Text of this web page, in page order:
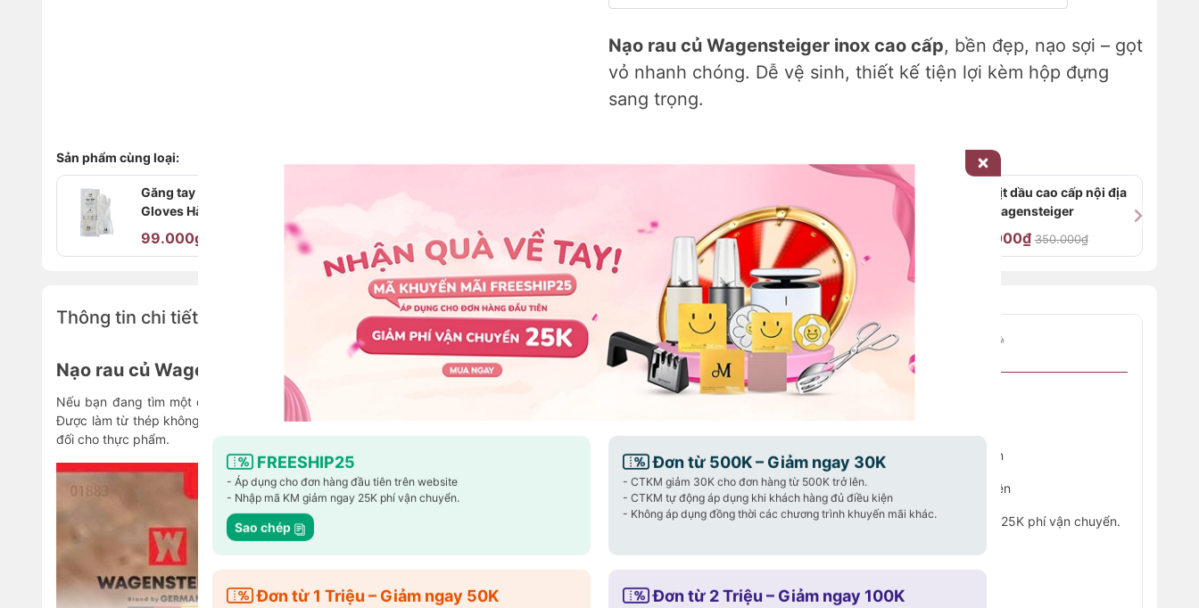
Nạo rau củ Wagensteiger inox cao cấp, bền đẹp, nạo sợi – gọt
vỏ nhanh chóng. Dễ vệ sinh, thiết kế tiện lợi kèm hộp đựng
sang trọng.
Sản phẩm cùng loại:
Găng tay nấu ăn đa năng M
Gloves Hàn Quốc
99.000₫ 69.000₫ 159.000₫
Wagensteiger
269.000₫ 550.000₫
Bình xịt dầu cao cấp nội địa
Hàn Wagensteiger
189.000₫ 350.000₫
🎉 ƯU ĐÃI ĐẶC BIỆT – CHỈ CÓ TRÊN WEB 🎉
🎉 Giảm ngay 30K cho đơn hàng từ 500K trở lên
🎉 Giảm ngay 50K cho đơn hàng từ 1 Triệu trở lên
🎉 Giảm ngay 100K cho đơn hàng từ 2 Triệu trở lên
Đơn hàng đầu tiên trên website, giảm ngay 25K phí vận chuyển.
⏳ Số lượng có hạn – Đừng bỏ lỡ!
Thông tin chi tiết
Nạo rau củ Wagensteiger – Dụng cụ đa năng cho gian bếp hiện đại
Nếu bạn đang tìm một dụng cụ bếp tiện lợi,
Được làm từ thép không gỉ cao cấp, sản phẩm bền đẹp, sáng bóng, không lo rỉ sét và an toàn tuyệt
đối cho thực phẩm.
FREESHIP25
- Áp dụng cho đơn hàng đầu tiên trên website
- Nhập mã KM giảm ngay 25K phí vận chuyển.
Sao chép
Đơn từ 500K – Giảm ngay 30K
- CTKM giảm 30K cho đơn hàng từ 500K trở lên.
- CTKM tự động áp dụng khi khách hàng đủ điều kiện
- Không áp dụng đồng thời các chương trình khuyến mãi khác.
Đơn từ 1 Triệu – Giảm ngay 50K Đơn từ 2 Triệu – Giảm ngay 100K